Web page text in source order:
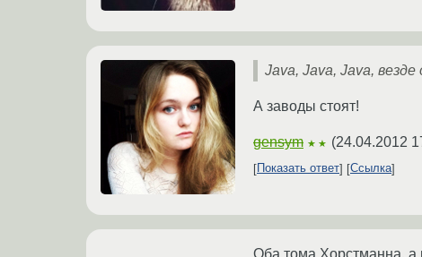
Java, Java, Java,
А заводы стоят!
gensym ★★ (24.04.2012
Показать ответ Ссылка
Оба тома Хорстманна, а